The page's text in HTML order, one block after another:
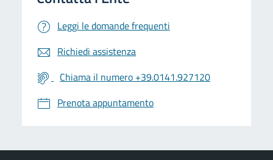
Leggi le domande frequenti
Richiedi assistenza
Chiama il numero +39.0141.927120
Prenota appuntamento